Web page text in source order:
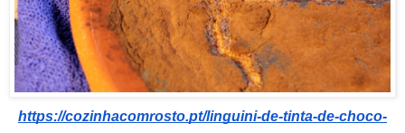
https://cozinhacomrosto.pt/linguini-de-tinta-de-choco-